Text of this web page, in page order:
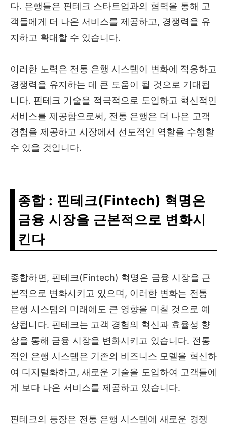
다. 은행들은 핀테크 스타트업과의 협력을 통해 고
객들에게 더 나은 서비스를 제공하고, 경쟁력을 유
지하고 확대할 수 있습니다.
이러한 노력은 전통 은행 시스템이 변화에 적응하고
경쟁력을 유지하는 데 큰 도움이 될 것으로 기대됩
니다. 핀테크 기술을 적극적으로 도입하고 혁신적인
서비스를 제공함으로써, 전통 은행은 더 나은 고객
경험을 제공하고 시장에서 선도적인 역할을 수행할
수 있을 것입니다.
종합 : 핀테크(Fintech) 혁명은
금융 시장을 근본적으로 변화시
킨다
종합하면, 핀테크(Fintech) 혁명은 금융 시장을 근
본적으로 변화시키고 있으며, 이러한 변화는 전통
은행 시스템의 미래에도 큰 영향을 미칠 것으로 예
상됩니다. 핀테크는 고객 경험의 혁신과 효율성 향
상을 통해 금융 시장을 변화시키고 있습니다. 전통
적인 은행 시스템은 기존의 비즈니스 모델을 혁신하
여 디지털화하고, 새로운 기술을 도입하여 고객들에
게 보다 나은 서비스를 제공하고 있습니다.
핀테크의 등장은 전통 은행 시스템에 새로운 경쟁